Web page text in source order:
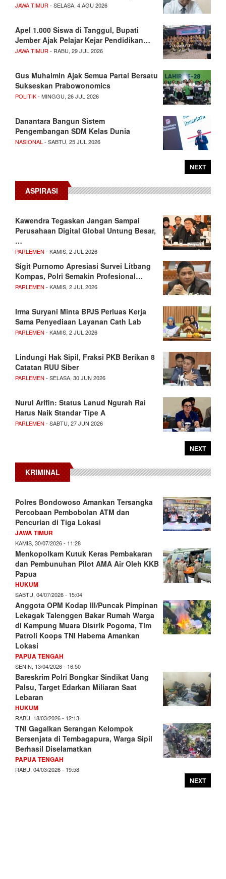
JAWA TIMUR - SELASA, 4 AGU 2026
Apel 1.000 Siswa di Tanggul, Bupati
Jember Ajak Pelajar Kejar Pendidikan…
JAWA TIMUR - RABU, 29 JUL 2026
Gus Muhaimin Ajak Semua Partai Bersatu
Sukseskan Prabowonomics
POLITIK- MINGGU, 26 JUL 2026
Danantara Bangun Sistem
Pengembangan SDM Kelas Dunia
NASIONAL - SABTU, 25 JUL 2026
NEXT
ASPIRASI
Kawendra Tegaskan Jangan Sampai
Perusahaan Digital Global Untung Besar,
…
PARLEMEN - KAMIS, 2 JUL 2026
Sigit Purnomo Apresiasi Survei Litbang
Kompas, Polri Semakin Profesional…
PARLEMEN - KAMIS, 2 JUL 2026
Irma Suryani Minta BPJS Perluas Kerja
Sama Penyediaan Layanan Cath Lab
PARLEMEN - KAMIS, 2 JUL 2026
Lindungi Hak Sipil, Fraksi PKB Berikan 8
Catatan RUU Siber
PARLEMEN - SELASA, 30 JUN 2026
Nurul Arifin: Status Lanud Ngurah Rai
Harus Naik Standar Tipe A
PARLEMEN - SABTU, 27 JUN 2026
NEXT
KRIMINAL
Polres Bondowoso Amankan Tersangka
Percobaan Pembobolan ATM dan
Pencurian di Tiga Lokasi
JAWA TIMUR
KAMIS, 30/07/2026 - 11:28
Menkopolkam Kutuk Keras Pembakaran
dan Pembunuhan Pilot AMA Air Oleh KKB
Papua
HUKUM
SABTU, 04/07/2026 - 15:04
Anggota OPM Kodap III/Puncak Pimpinan
Lekagak Talenggen Bakar Rumah Warga
di Kampung Muara Distrik Pogoma, Tim
Patroli Koops TNI Habema Amankan
Lokasi
PAPUA TENGAH
SENIN, 13/04/2026 - 16:50
Bareskrim Polri Bongkar Sindikat Uang
Palsu, Target Edarkan Miliaran Saat
Lebaran
HUKUM
RABU, 18/03/2026 - 12:13
TNI Gagalkan Serangan Kelompok
Bersenjata di Tembagapura, Warga Sipil
Berhasil Diselamatkan
PAPUA TENGAH
RABU, 04/03/2026 - 19:58
NEXT